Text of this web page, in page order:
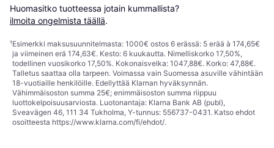
Huomasitko tuotteessa jotain kummallista?
ilmoita ongelmista täällä.
¹Esimerkki maksusuunnitelmasta: 1000€ ostos 6 erässä: 5 erää à 174,65€
ja viimeinen erä 174,63€. Kesto: 6 kuukautta. Nimelliskorko 17,50%,
todellinen vuosikorko 17,50%. Kokonaisvelka: 1047,88€. Korko: 47,88€.
Talletus saattaa olla tarpeen. Voimassa vain Suomessa asuville vähintään
18-vuotiaille henkilöille. Edellyttää Klarnan hyväksynnän.
Vähimmäisoston summa 25€; enimmäisoston summa riippuu
luottokelpoisuusarviosta. Luotonantaja: Klarna Bank AB (publ),
Sveavägen 46, 111 34 Tukholma, Y-tunnus: 556737-0431. Katso ehdot
osoitteesta https://www.klarna.com/fi/ehdot/.